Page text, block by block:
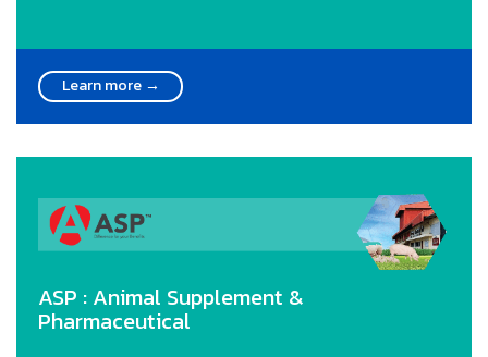
Learn more →
ASP : Animal Supplement &
Pharmaceutical